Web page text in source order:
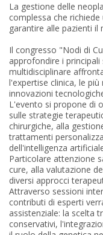
La gestione delle
complessa che
garantire alle pazienti il
Il congresso "Nodi di
approfondire i
multidisciplinare
l'expertise clinica, le
innovazioni
L'evento si propone di
sulle strategie
chirurgiche, alla
trattamenti
dell'intelligenza
Particolare attenzione
cure, alla valutazione
diversi approcci
Attraverso sessioni
contributi di esperti
assistenziale: la scelta
conservativi,